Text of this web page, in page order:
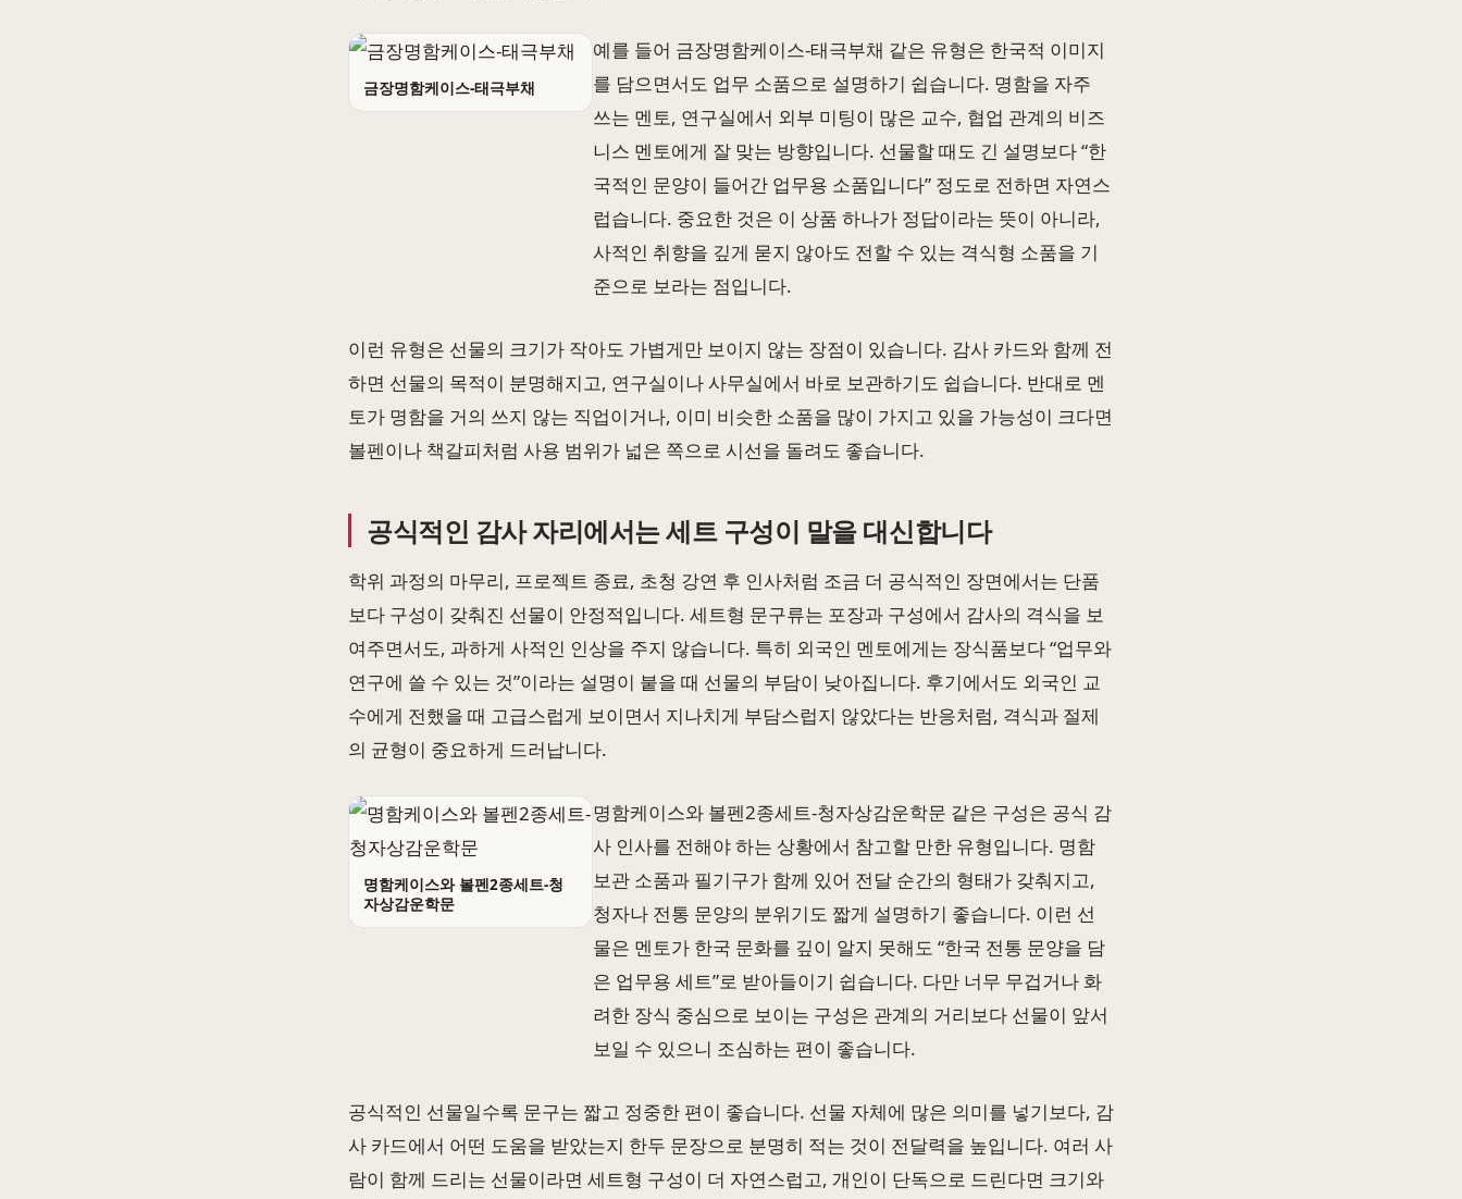
예를 들어 금장명함케이스-태극부채 같은 유형은 한국적 이미지
를 담으면서도 업무 소품으로 설명하기 쉽습니다. 명함을 자주
쓰는 멘토, 연구실에서 외부 미팅이 많은 교수, 협업 관계의 비즈
니스 멘토에게 잘 맞는 방향입니다. 선물할 때도 긴 설명보다 “한
국적인 문양이 들어간 업무용 소품입니다” 정도로 전하면 자연스
럽습니다. 중요한 것은 이 상품 하나가 정답이라는 뜻이 아니라,
사적인 취향을 깊게 묻지 않아도 전할 수 있는 격식형 소품을 기
준으로 보라는 점입니다.
금장명함케이스-태극부채
이런 유형은 선물의 크기가 작아도 가볍게만 보이지 않는 장점이 있습니다. 감사 카드와 함께 전
하면 선물의 목적이 분명해지고, 연구실이나 사무실에서 바로 보관하기도 쉽습니다. 반대로 멘
토가 명함을 거의 쓰지 않는 직업이거나, 이미 비슷한 소품을 많이 가지고 있을 가능성이 크다면
볼펜이나 책갈피처럼 사용 범위가 넓은 쪽으로 시선을 돌려도 좋습니다.
공식적인 감사 자리에서는 세트 구성이 말을 대신합니다
학위 과정의 마무리, 프로젝트 종료, 초청 강연 후 인사처럼 조금 더 공식적인 장면에서는 단품
보다 구성이 갖춰진 선물이 안정적입니다. 세트형 문구류는 포장과 구성에서 감사의 격식을 보
여주면서도, 과하게 사적인 인상을 주지 않습니다. 특히 외국인 멘토에게는 장식품보다 “업무와
연구에 쓸 수 있는 것”이라는 설명이 붙을 때 선물의 부담이 낮아집니다. 후기에서도 외국인 교
수에게 전했을 때 고급스럽게 보이면서 지나치게 부담스럽지 않았다는 반응처럼, 격식과 절제
의 균형이 중요하게 드러납니다.
명함케이스와 볼펜2종세트-청
자상감운학문
명함케이스와 볼펜2종세트-청자상감운학문 같은 구성은 공식 감
사 인사를 전해야 하는 상황에서 참고할 만한 유형입니다. 명함
보관 소품과 필기구가 함께 있어 전달 순간의 형태가 갖춰지고,
청자나 전통 문양의 분위기도 짧게 설명하기 좋습니다. 이런 선
물은 멘토가 한국 문화를 깊이 알지 못해도 “한국 전통 문양을 담
은 업무용 세트”로 받아들이기 쉽습니다. 다만 너무 무겁거나 화
려한 장식 중심으로 보이는 구성은 관계의 거리보다 선물이 앞서
보일 수 있으니 조심하는 편이 좋습니다.
공식적인 선물일수록 문구는 짧고 정중한 편이 좋습니다. 선물 자체에 많은 의미를 넣기보다, 감
사 카드에서 어떤 도움을 받았는지 한두 문장으로 분명히 적는 것이 전달력을 높입니다. 여러 사
람이 함께 드리는 선물이라면 세트형 구성이 더 자연스럽고, 개인이 단독으로 드린다면 크기와